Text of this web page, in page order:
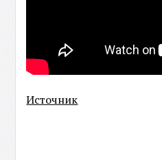
Источник